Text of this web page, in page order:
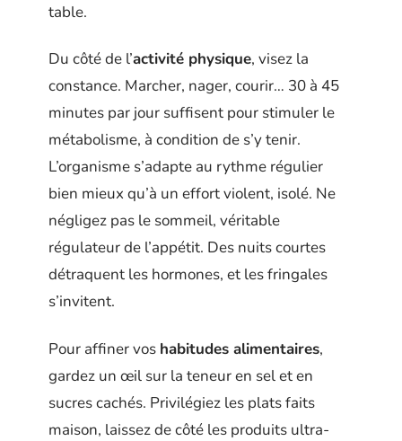
table.
Du côté de l’activité physique, visez la
constance. Marcher, nager, courir… 30 à 45
minutes par jour suffisent pour stimuler le
métabolisme, à condition de s’y tenir.
L’organisme s’adapte au rythme régulier
bien mieux qu’à un effort violent, isolé. Ne
négligez pas le sommeil, véritable
régulateur de l’appétit. Des nuits courtes
détraquent les hormones, et les fringales
s’invitent.
Pour affiner vos habitudes alimentaires,
gardez un œil sur la teneur en sel et en
sucres cachés. Privilégiez les plats faits
maison, laissez de côté les produits ultra-